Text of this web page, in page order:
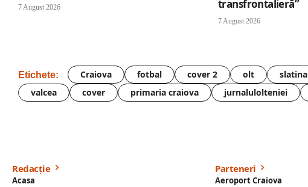
7 August 2026
transfrontalieră”
7 August 2026
Etichete: Craiova fotbal cover 2 olt slatina
valcea
cover primaria craiova jurnalulolteniei
Redacție
Acasa
Parteneri
Aeroport Craiova